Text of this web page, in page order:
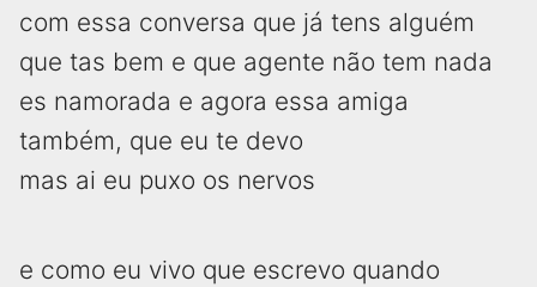
com essa conversa que já tens alguém
que tas bem e que agente não tem nada
es namorada e agora essa amiga
também, que eu te devo
mas ai eu puxo os nervos
e como eu vivo que escrevo quando